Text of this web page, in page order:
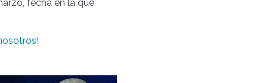
fecha en la que
!